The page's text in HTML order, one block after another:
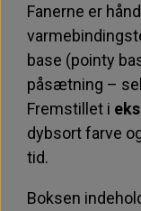
Fanerne er
base (pointy
påsætning –
Fremstillet i
dybsort farve
tid.
Boksen